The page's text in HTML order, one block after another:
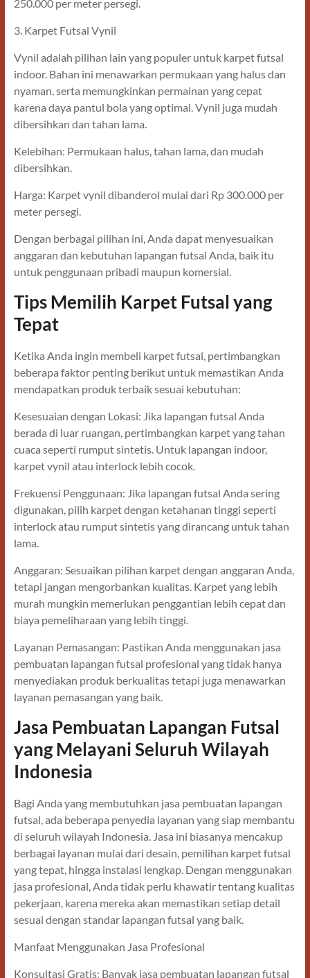
250.000 per meter persegi.
3. Karpet Futsal Vynil
Vynil adalah pilihan lain yang populer untuk karpet futsal
indoor. Bahan ini menawarkan permukaan yang halus dan
nyaman, serta memungkinkan permainan yang cepat
karena daya pantul bola yang optimal. Vynil juga mudah
dibersihkan dan tahan lama.
Kelebihan: Permukaan halus, tahan lama, dan mudah
dibersihkan.
Harga: Karpet vynil dibanderol mulai dari Rp 300.000 per
meter persegi.
Dengan berbagai pilihan ini, Anda dapat menyesuaikan
anggaran dan kebutuhan lapangan futsal Anda, baik itu
untuk penggunaan pribadi maupun komersial.
Tips Memilih Karpet Futsal yang
Tepat
Ketika Anda ingin membeli karpet futsal, pertimbangkan
beberapa faktor penting berikut untuk memastikan Anda
mendapatkan produk terbaik sesuai kebutuhan:
Kesesuaian dengan Lokasi: Jika lapangan futsal Anda
berada di luar ruangan, pertimbangkan karpet yang tahan
cuaca seperti rumput sintetis. Untuk lapangan indoor,
karpet vynil atau interlock lebih cocok.
Frekuensi Penggunaan: Jika lapangan futsal Anda sering
digunakan, pilih karpet dengan ketahanan tinggi seperti
interlock atau rumput sintetis yang dirancang untuk tahan
lama.
Anggaran: Sesuaikan pilihan karpet dengan anggaran Anda,
tetapi jangan mengorbankan kualitas. Karpet yang lebih
murah mungkin memerlukan penggantian lebih cepat dan
biaya pemeliharaan yang lebih tinggi.
Layanan Pemasangan: Pastikan Anda menggunakan jasa
pembuatan lapangan futsal profesional yang tidak hanya
menyediakan produk berkualitas tetapi juga menawarkan
layanan pemasangan yang baik.
Jasa Pembuatan Lapangan Futsal
yang Melayani Seluruh Wilayah
Indonesia
Bagi Anda yang membutuhkan jasa pembuatan lapangan
futsal, ada beberapa penyedia layanan yang siap membantu
di seluruh wilayah Indonesia. Jasa ini biasanya mencakup
berbagai layanan mulai dari desain, pemilihan karpet futsal
yang tepat, hingga instalasi lengkap. Dengan menggunakan
jasa profesional, Anda tidak perlu khawatir tentang kualitas
pekerjaan, karena mereka akan memastikan setiap detail
sesuai dengan standar lapangan futsal yang baik.
Manfaat Menggunakan Jasa Profesional
Konsultasi Gratis: Banyak jasa pembuatan lapangan futsal